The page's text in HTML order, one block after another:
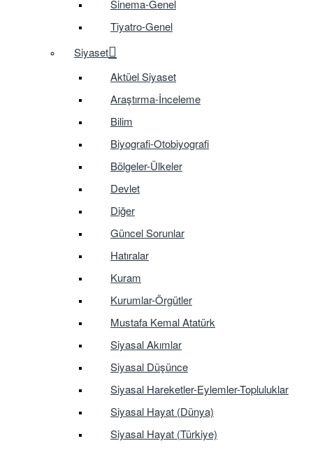
Sinema-Genel
Tiyatro-Genel
Siyaset
Aktüel Siyaset
Araştırma-İnceleme
Bilim
Biyografi-Otobiyografi
Bölgeler-Ülkeler
Devlet
Diğer
Güncel Sorunlar
Hatıralar
Kuram
Kurumlar-Örgütler
Mustafa Kemal Atatürk
Siyasal Akımlar
Siyasal Düşünce
Siyasal Hareketler-Eylemler-Topluluklar
Siyasal Hayat (Dünya)
Siyasal Hayat (Türkiye)